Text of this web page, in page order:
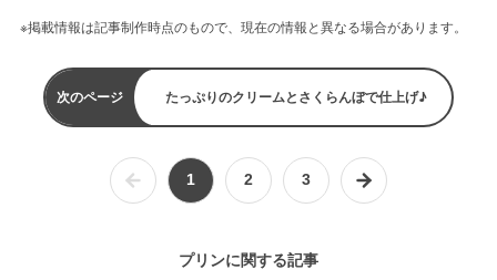
※掲載情報は記事制作時点のもので、現在の情報と異なる場合があります。
次のページ たっぷりのクリームとさくらんぼで仕上げ♪
1 2 3
プリンに関する記事